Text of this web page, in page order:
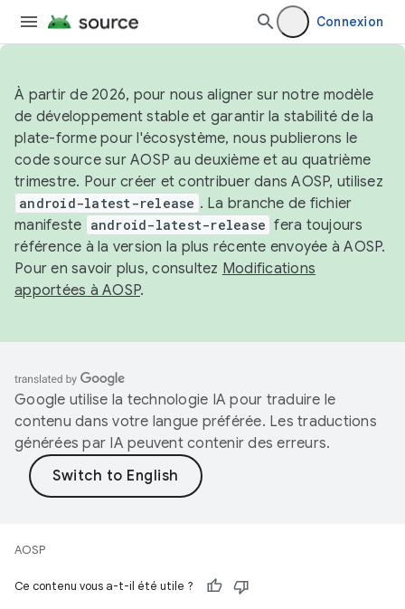
Connexion
À partir de 2026, pour nous aligner sur notre modèle
de développement stable et garantir la stabilité de la
plate-forme pour l'écosystème, nous publierons le
code source sur AOSP au deuxième et au quatrième
trimestre. Pour créer et contribuer dans AOSP, utilisez
android-latest-release . La branche de fichier
manifeste android-latest-release fera toujours
référence à la version la plus récente envoyée à AOSP.
Pour en savoir plus, consultez Modifications
apportées à AOSP.
Google utilise la technologie IA pour traduire le
contenu dans votre langue préférée. Les traductions
générées par IA peuvent contenir des erreurs.
AOSP
Ce contenu vous a-t-il été utile ?